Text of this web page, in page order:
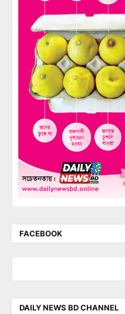
FACEBOOK
DAILY NEWS BD CHANNEL